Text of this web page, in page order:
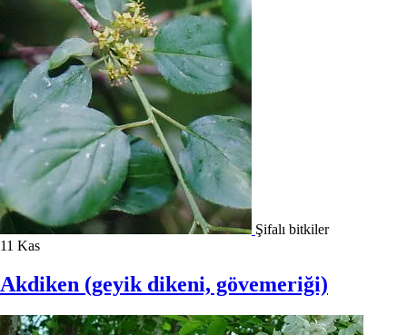
Şifalı bitkiler
11 Kas
Akdiken (geyik dikeni, gövemeriği)